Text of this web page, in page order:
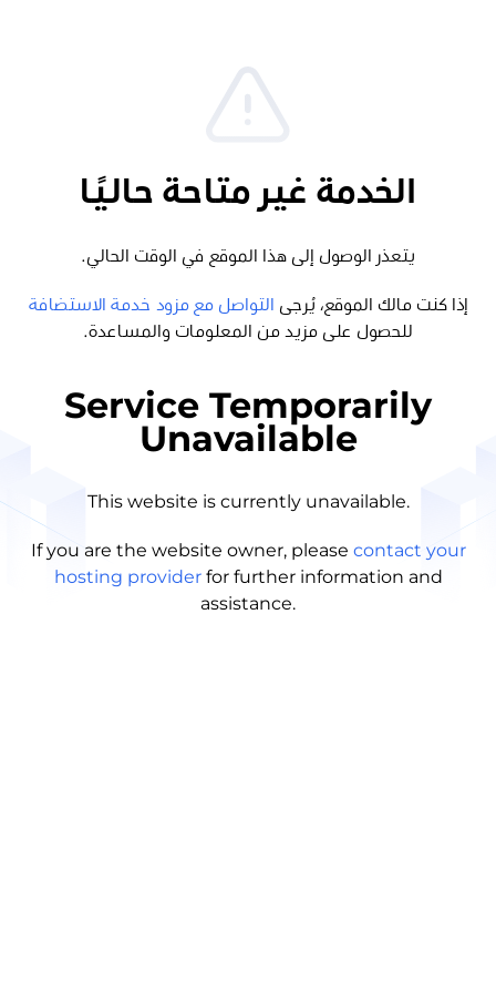
الخدمة غير متاحة حاليًا
يتعذر الوصول إلى هذا الموقع في الوقت الحالي.
إذا كنت مالك الموقع، يُرجى
التواصل مع مزود خدمة الاستضافة
للحصول على مزيد من المعلومات والمساعدة.
Service Temporarily
Unavailable
This website is currently unavailable.
If you are the website owner, please contact your
hosting provider for further information and
assistance.